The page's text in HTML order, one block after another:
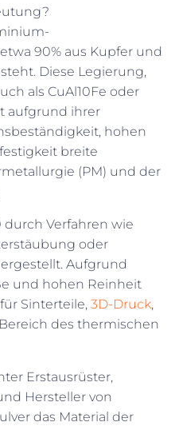
90% aus Kupfer und
Diese Legierung,
als CuAl10Fe oder
aufgrund ihrer
hohen
breite
(PM) und der
durch Verfahren wie
oder
Aufgrund
und hohen Reinheit
Sinterteile, 3D-Druck,
des thermischen
Erstausrüster,
Hersteller von
das Material der